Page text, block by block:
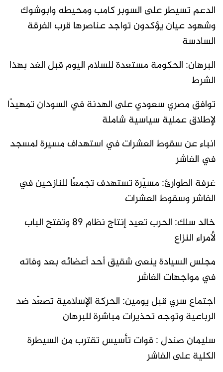
الدعم تسيطر على السوبر كامب ومحيطه وابوشوك
وشهود عيان يؤكدون تواجد عناصرها قرب الفرقة
السادسة
البرهان: الحكومة مستعدة للسلام اليوم قبل الغد بهذا
الشرط
توافق مصري سعودي على الهدنة في السودان تمهيدًا
لإطلاق عملية سياسية شاملة
انباء عن سقوط العشرات في استهداف مسيرة لمسجد
في الفاشر
غرفة الطوارئ: مسيّرة تستهدف تجمعًا للنازحين في
الفاشر وسقوط العشرات
خالد سلك: الحرب تعيد إنتاج نظام 89 وتفتح الباب
لأمراء النزاع
مجلس السيادة ينعى شقيق أحد أعضائه بعد وفاته
في مواجهات الفاشر
اجتماع سري قبل يومين: الحركة الإسلامية تصعّد ضد
الرباعية وتوجه تحذيرات مباشرة للبرهان
سليمان صندل : قوات تأسيس تقترب من السيطرة
الكلية على الفاشر